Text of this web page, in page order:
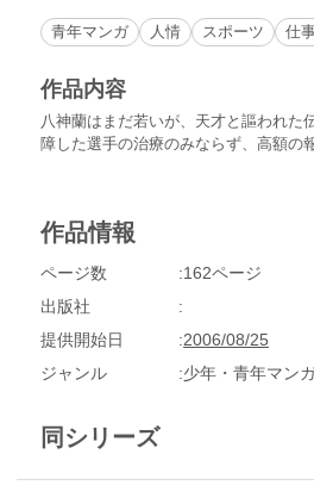
青年マンガ 人情 スポーツ 仕
作品内容
八神蘭はまだ若いが、天才と謳われた
障した選手の治療のみならず、高額の
し喫茶店を開いている蘭だが、経営す
川。どうする蘭!?
作品情報
ページ数
162ページ
出版社
提供開始日
2006/08/25
ジャンル
少年・青年マン
同シリーズ